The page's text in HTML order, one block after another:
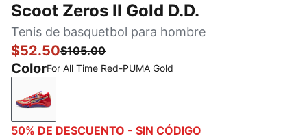
Scoot Zeros II Gold D.D.
Tenis de basquetbol para hombre
$52.50$105.00
ColorFor All Time Red-PUMA Gold
For All Time Red-PUMA Gold
50% DE DESCUENTO - SIN CÓDIGO